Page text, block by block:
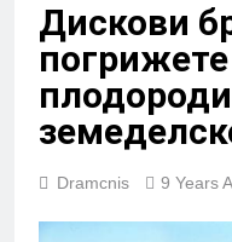
Дискови
Dramcnis 9 Years